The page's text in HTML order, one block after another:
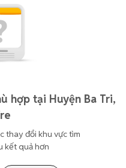
hợp tại Huyện Ba Tri,
thay đổi khu vực tìm
kết quả hơn